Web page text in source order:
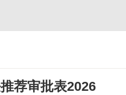
荐审批表2026